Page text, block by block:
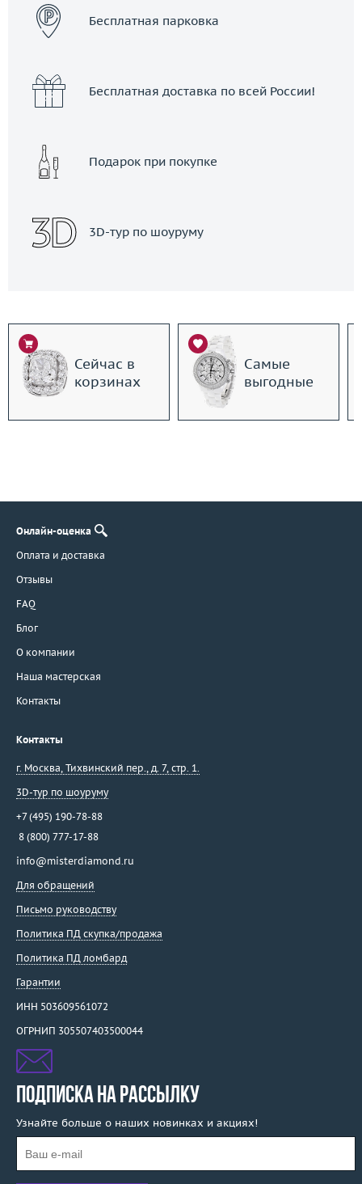
Бесплатная парковка
Бесплатная доставка по всей России!
Подарок при покупке
3D-тур по шоуруму
Сейчас в
корзинах
Самые
выгодные
Онлайн-оценка
Оплата и доставка
Отзывы
FAQ
Блог
О компании
Наша мастерская
Контакты
Контакты
г. Москва, Тихвинский пер., д. 7, стр. 1.
3D-тур по шоуруму
+7 (495) 190-78-88
8 (800) 777-17-88
info@misterdiamond.ru
Для обращений
Письмо руководству
Политика ПД скупка/продажа
Политика ПД ломбард
Гарантии
ИНН 503609561072
ОГРНИП 305507403500044
ПОДПИСКА НА РАССЫЛКУ
Узнайте больше о наших новинках и акциях!